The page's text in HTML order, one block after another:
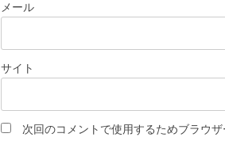
メール
サイト
次回のコメントで使用するためブラウ